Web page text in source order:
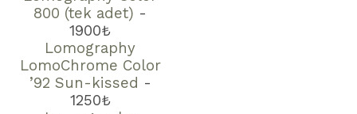
800 (tek adet) -
1900₺
Lomography
LomoChrome Color
’92 Sun-kissed -
1250₺